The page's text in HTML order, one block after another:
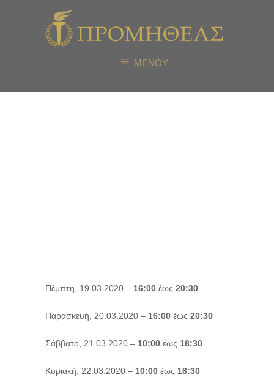
ΜΕΝΟΥ
Πέμπτη, 19.03.2020 – 16:00 έως 20:30
Παρασκευή, 20.03.2020 – 16:00 έως 20:30
Σάββατο, 21.03.2020 – 10:00 έως 18:30
Κυριακή, 22.03.2020 – 10:00 έως 18:30